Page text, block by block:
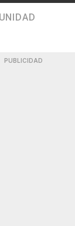
PUBLICIDAD